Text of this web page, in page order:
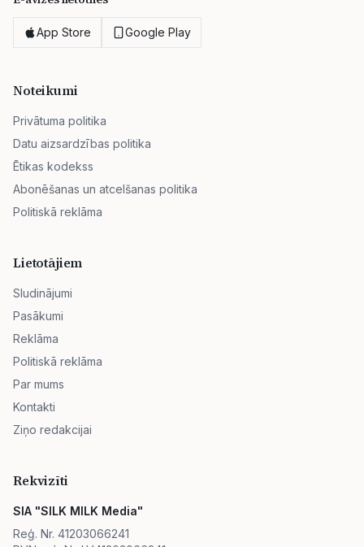
App Store Google Play
Noteikumi
Privātuma politika
Datu aizsardzības politika
Ētikas kodekss
Abonēšanas un atcelšanas politika
Politiskā reklāma
Lietotājiem
Sludinājumi
Pasākumi
Reklāma
Politiskā reklāma
Par mums
Kontakti
Ziņo redakcijai
Rekvizīti
SIA "SILK MILK Media"
Reģ. Nr. 41203066241